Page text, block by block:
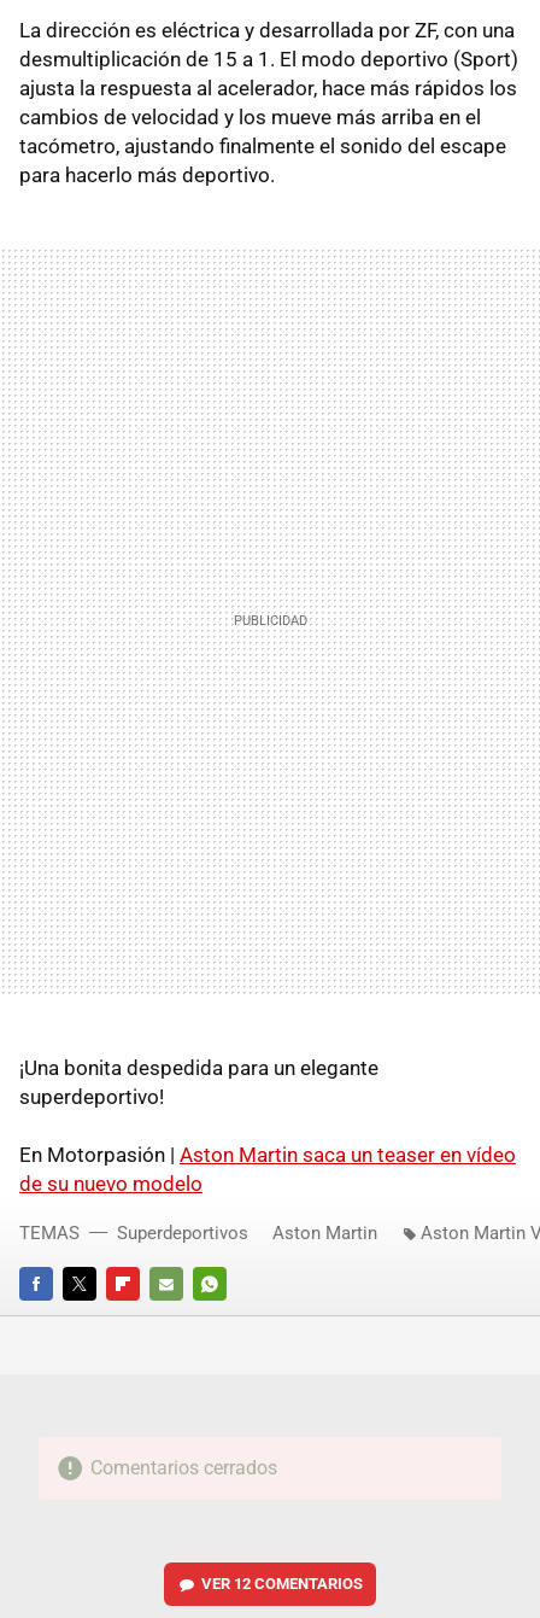
La dirección es eléctrica y desarrollada por ZF, con una
desmultiplicación de 15 a 1. El modo deportivo (Sport)
ajusta la respuesta al acelerador, hace más rápidos los
cambios de velocidad y los mueve más arriba en el
tacómetro, ajustando finalmente el sonido del escape
para hacerlo más deportivo.
¡Una bonita despedida para un elegante
superdeportivo!
En Motorpasión | Aston Martin saca un teaser en vídeo
de su nuevo modelo
FACEBOOKTWITTERFLIPBOARD
E-
WHATSAPP
TEMAS Superdeportivos Aston Martin Aston Martin
Comentarios cerrados
VER 12 COMENTARIOS